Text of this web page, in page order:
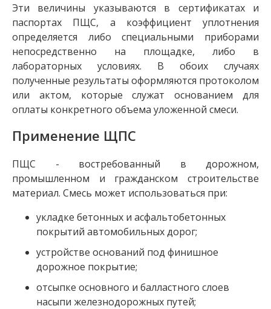
Эти величины указываются в сертификатах и
паспортах ПЩС, а коэффициент уплотнения
определяется либо специальными приборами
непосредственно на площадке, либо в
лабораторных условиях. В обоих случаях
полученные результаты оформляются протоколом
или актом, которые служат основанием для
оплаты конкретного объема уложенной смеси.
Применение ЩПС
ПЩС - востребованный в дорожном,
промышленном и гражданском строительстве
материал. Смесь может использоваться при:
укладке бетонных и асфальтобетонных
покрытий автомобильных дорог;
устройстве оснований под финишное
дорожное покрытие;
отсыпке основного и балластного слоев
насыпи железнодорожных путей;